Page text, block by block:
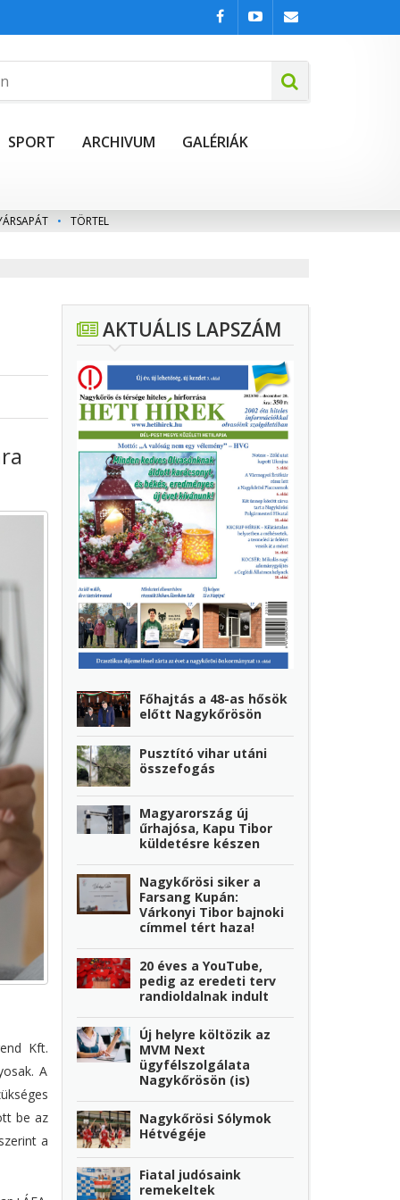
SPORT ARCHIVUM GALÉRIÁK
• TÖRTEL
Kft.
A
be az
a
AKTUÁLIS LAPSZÁM
Főhajtás a 48-as hősök
előtt Nagykőrösön
Pusztító vihar utáni
összefogás
Magyarország új
űrhajósa, Kapu Tibor
küldetésre készen
Nagykőrösi siker a
Farsang Kupán:
Várkonyi Tibor bajnoki
címmel tért haza!
20 éves a YouTube,
pedig az eredeti terv
randioldalnak indult
Új helyre költözik az
MVM Next
ügyfélszolgálata
Nagykőrösön (is)
Nagykőrösi Sólymok
Hétvégéje
Fiatal judósaink
remekeltek